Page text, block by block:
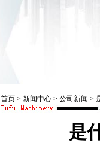
首页 > 新闻中心 > 公司新闻 >
是